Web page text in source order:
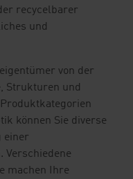
recycelbarer
und
von der
Strukturen und
können Sie diverse
einer
Verschiedene
machen Ihre